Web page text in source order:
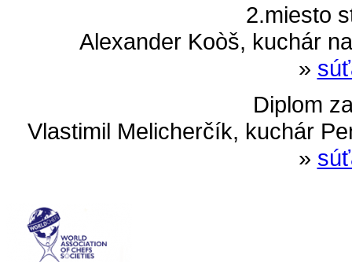
2.miesto
Alexander Koòš, kuchár
»
Diplom
Vlastimil Melicherčík, kuchár
»